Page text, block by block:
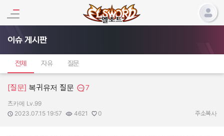
이슈 게시판
전체 자유 질문
[질문] 복귀유저 질문 7
작성자:
츠카메 Lv.99
작성일:
2023.07.15 19:57
조회수:
4621
추천수:
0 주소복사